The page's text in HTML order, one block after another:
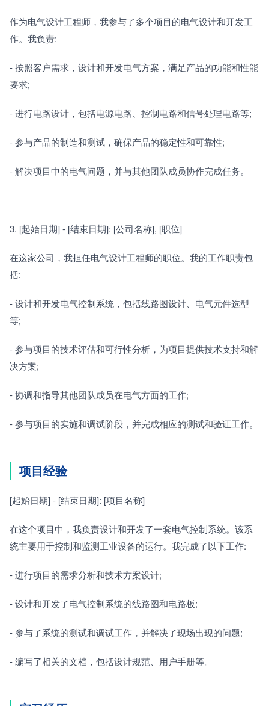
作为电气设计工程师，我参与了多个项目的电气设计和开发工
作。我负责:
- 按照客户需求，设计和开发电气方案，满足产品的功能和性能
要求;
- 进行电路设计，包括电源电路、控制电路和信号处理电路等;
- 参与产品的制造和测试，确保产品的稳定性和可靠性;
- 解决项目中的电气问题，并与其他团队成员协作完成任务。
3. [起始日期] - [结束日期]: [公司名称], [职位]
在这家公司，我担任电气设计工程师的职位。我的工作职责包
括:
- 设计和开发电气控制系统，包括线路图设计、电气元件选型
等;
- 参与项目的技术评估和可行性分析，为项目提供技术支持和解
决方案;
- 协调和指导其他团队成员在电气方面的工作;
- 参与项目的实施和调试阶段，并完成相应的测试和验证工作。
项目经验
[起始日期] - [结束日期]: [项目名称]
在这个项目中，我负责设计和开发了一套电气控制系统。该系
统主要用于控制和监测工业设备的运行。我完成了以下工作:
- 进行项目的需求分析和技术方案设计;
- 设计和开发了电气控制系统的线路图和电路板;
- 参与了系统的测试和调试工作，并解决了现场出现的问题;
- 编写了相关的文档，包括设计规范、用户手册等。